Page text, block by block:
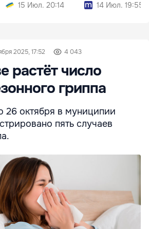
15 Июл. 20:14
14 Июл. 19:55
2025, 17:52 4 043
растёт число
гриппа
26 октября в муниципии
пять случаев